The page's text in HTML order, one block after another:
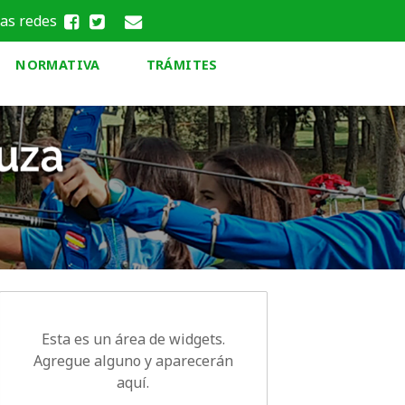
redes
NORMATIVA TRÁMITES
Esta es un área de widgets.
Agregue alguno y aparecerán
aquí.